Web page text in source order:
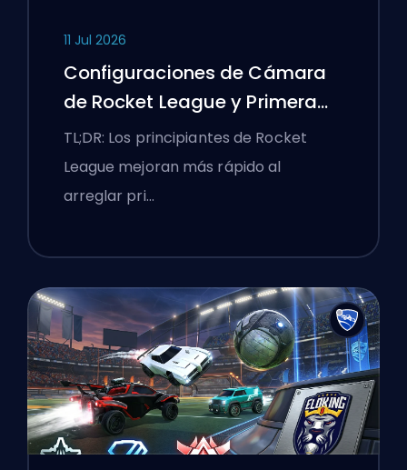
11 Jul 2026
Configuraciones de Cámara
de Rocket League y Primera
Rutina de Entrenamiento
TL;DR: Los principiantes de Rocket
League mejoran más rápido al
arreglar pri…